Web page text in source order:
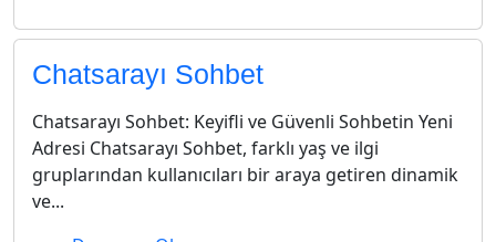
Chatsarayı Sohbet
Chatsarayı Sohbet: Keyifli ve Güvenli Sohbetin Yeni
Adresi Chatsarayı Sohbet, farklı yaş ve ilgi
gruplarından kullanıcıları bir araya getiren dinamik
ve...